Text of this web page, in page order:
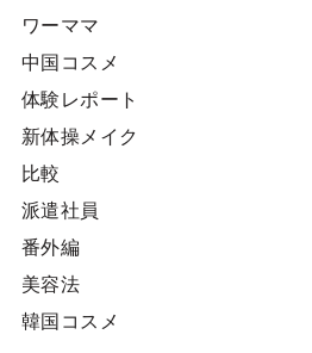
ワーママ
中国コスメ
体験レポート
新体操メイク
比較
派遣社員
番外編
美容法
韓国コスメ